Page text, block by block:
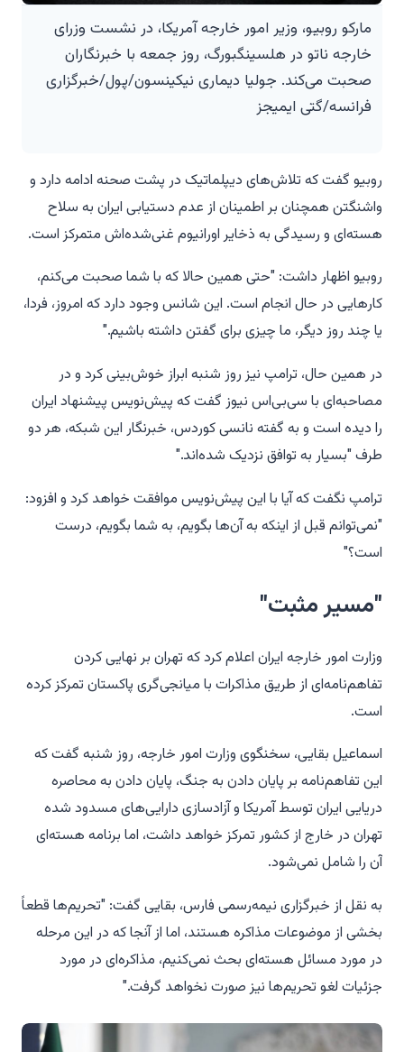
مارکو روبیو، وزیر امور خارجه آمریکا، در نشست وزرای
خارجه ناتو در هلسینگبورگ، روز جمعه با خبرنگاران
صحبت می‌کند. جولیا دیماری نیکینسون/پول/خبرگزاری
فرانسه/گتی ایمیجز
روبیو گفت که تلاش‌های دیپلماتیک در پشت صحنه ادامه دارد و
واشنگتن همچنان بر اطمینان از عدم دستیابی ایران به سلاح
هسته‌ای و رسیدگی به ذخایر اورانیوم غنی‌شده‌اش متمرکز است.
روبیو اظهار داشت: "حتی همین حالا که با شما صحبت می‌کنم،
کارهایی در حال انجام است. این شانس وجود دارد که امروز، فردا،
یا چند روز دیگر، ما چیزی برای گفتن داشته باشیم."
در همین حال، ترامپ نیز روز شنبه ابراز خوش‌بینی کرد و در
مصاحبه‌ای با سی‌بی‌اس نیوز گفت که پیش‌نویس پیشنهاد ایران
را دیده است و به گفته نانسی کوردس، خبرنگار این شبکه، هر دو
طرف "بسیار به توافق نزدیک شده‌اند."
ترامپ نگفت که آیا با این پیش‌نویس موافقت خواهد کرد و افزود:
"نمی‌توانم قبل از اینکه به آن‌ها بگویم، به شما بگویم، درست
است؟"
"مسیر مثبت"
وزارت امور خارجه ایران اعلام کرد که تهران بر نهایی کردن
تفاهم‌نامه‌ای از طریق مذاکرات با میانجی‌گری پاکستان تمرکز کرده
است.
اسماعیل بقایی، سخنگوی وزارت امور خارجه، روز شنبه گفت که
این تفاهم‌نامه بر پایان دادن به جنگ، پایان دادن به محاصره
دریایی ایران توسط آمریکا و آزادسازی دارایی‌های مسدود شده
تهران در خارج از کشور تمرکز خواهد داشت، اما برنامه هسته‌ای
آن را شامل نمی‌شود.
به نقل از خبرگزاری نیمه‌رسمی فارس، بقایی گفت: "تحریم‌ها قطعاً
بخشی از موضوعات مذاکره هستند، اما از آنجا که در این مرحله
در مورد مسائل هسته‌ای بحث نمی‌کنیم، مذاکره‌ای در مورد
جزئیات لغو تحریم‌ها نیز صورت نخواهد گرفت."